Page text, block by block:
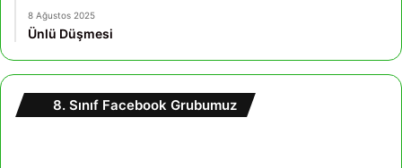
8 Ağustos 2025
Ünlü Düşmesi
8. Sınıf Facebook Grubumuz